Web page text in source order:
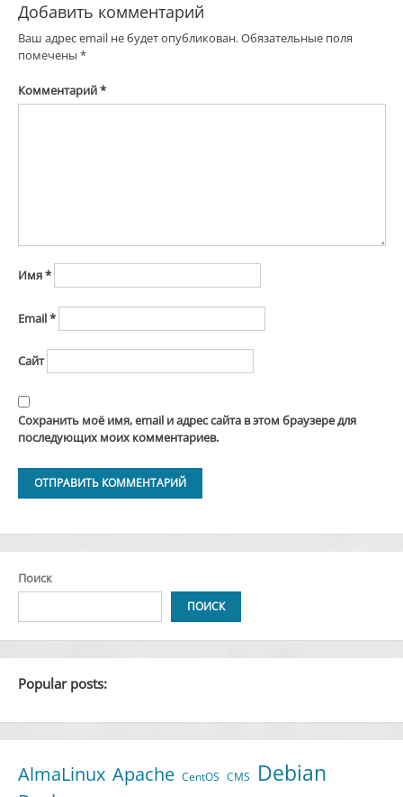
Добавить комментарий
Ваш адрес email не будет опубликован.Обязательные поля
помечены *
Комментарий*
Имя*
Email*
Сайт
Сохранить моё имя, email и адрес сайта в этом браузере для
последующих моих комментариев.
Поиск
ПОИСК
Popular posts:
AlmaLinux Apache CentOS CMS Debian